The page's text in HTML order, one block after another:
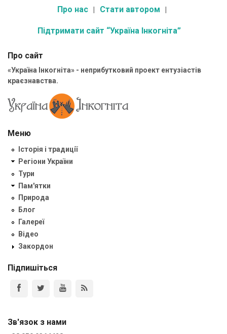
Про нас Стати автором
Підтримати сайт “Україна Інкогніта”
Про сайт
«Україна Інкогніта» - неприбутковий проект ентузіастів
краєзнавства.
Меню
Історія і традиції
Регіони України
Тури
Пам'ятки
Природа
Блог
Галереї
Відео
Закордон
Підпишіться
Зв'язок з нами